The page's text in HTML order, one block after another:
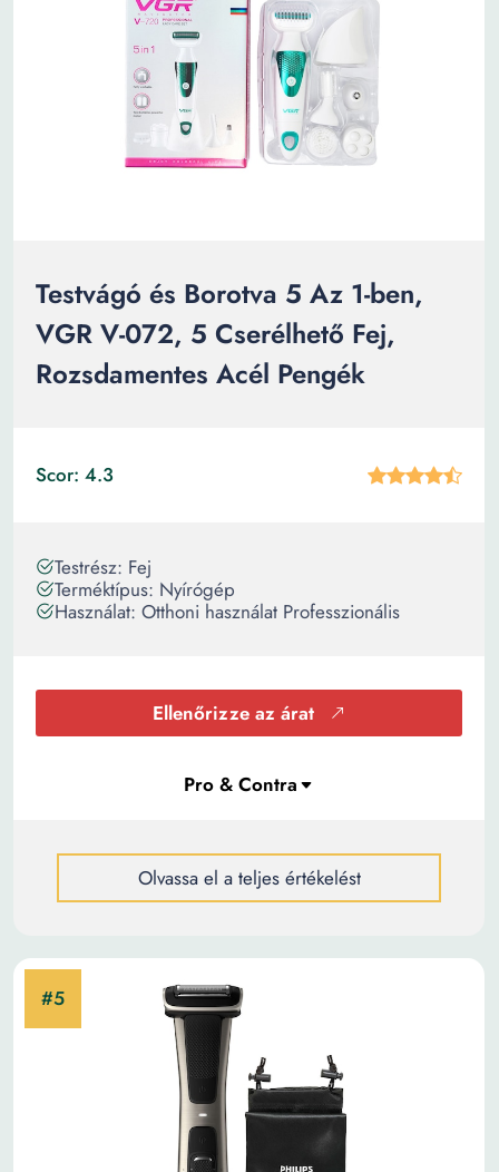
Testvágó és Borotva 5 Az 1-ben,
VGR V-072, 5 Cserélhető Fej,
Rozsdamentes Acél Pengék
Scor: 4.3
Testrész: Fej
Terméktípus: Nyírógép
Használat: Otthoni használat Professzionális
Ellenőrizze az árat
Olvassa el a teljes értékelést